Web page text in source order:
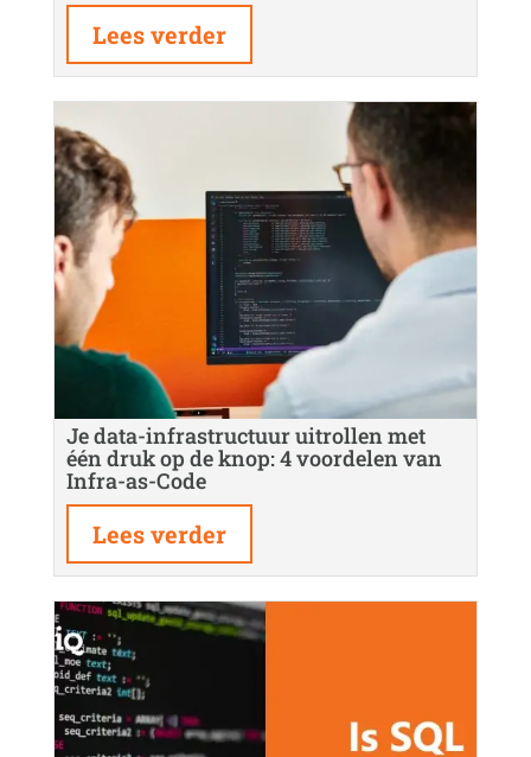
Lees verder
Je data-infrastructuur uitrollen met
één druk op de knop: 4 voordelen van
Infra-as-Code
Lees verder